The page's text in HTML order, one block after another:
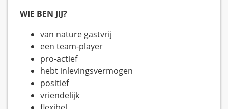
WIE BEN JIJ?
van nature gastvrij
een team-player
pro-actief
hebt inlevingsvermogen
positief
vriendelijk